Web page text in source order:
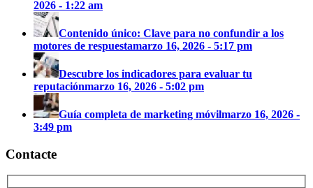
2026 - 1:22 am
Contenido único: Clave para no confundir a los
motores de respuestamarzo 16, 2026 - 5:17 pm
Descubre los indicadores para evaluar tu
reputaciónmarzo 16, 2026 - 5:02 pm
Guía completa de marketing móvilmarzo 16, 2026 -
3:49 pm
Contacte